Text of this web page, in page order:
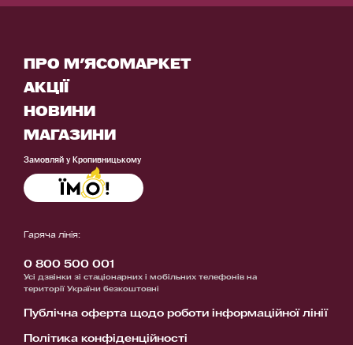
ПРО М'ЯСОМАРКЕТ
АКЦІЇ
НОВИНИ
МАГАЗИНИ
Замовляй у Кропивницькому
Гаряча лінія:
0 800 500 001
Усі дзвінки зі стаціонарних і мобільних телефонів на
території України безкоштовні
Публічна оферта щодо роботи інформаційної лінії
Політика конфіденційності